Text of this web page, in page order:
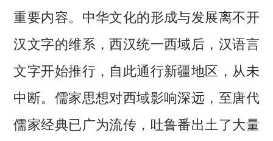
重要内容。中华文化的形成与发展离不开
汉文字的维系，西汉统一西域后，汉语言
文字开始推行，自此通行新疆地区，从未
中断。儒家思想对西域影响深远，至唐代
儒家经典已广为流传，吐鲁番出土了大量